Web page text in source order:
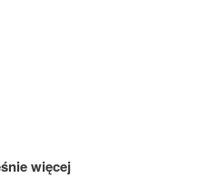
więcej